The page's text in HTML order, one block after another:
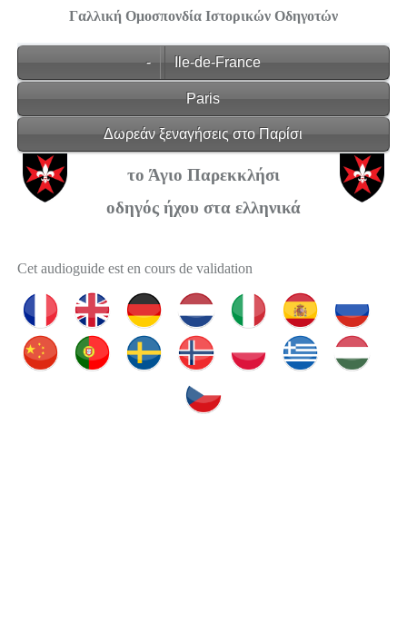
Γαλλική Ομοσπονδία Ιστορικών Οδηγοτών
- Ile-de-France
Paris
Δωρεάν ξεναγήσεις στο Παρίσι
το Άγιο Παρεκκλήσι
οδηγός ήχου στα ελληνικά
Cet audioguide est en cours de validation